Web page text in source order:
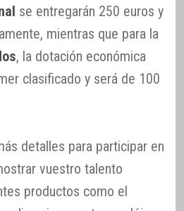
se entregarán 250 euros y
mientras que para la
, la dotación económica
clasificado y será de 100
detalles para participar en
vuestro talento
productos como el